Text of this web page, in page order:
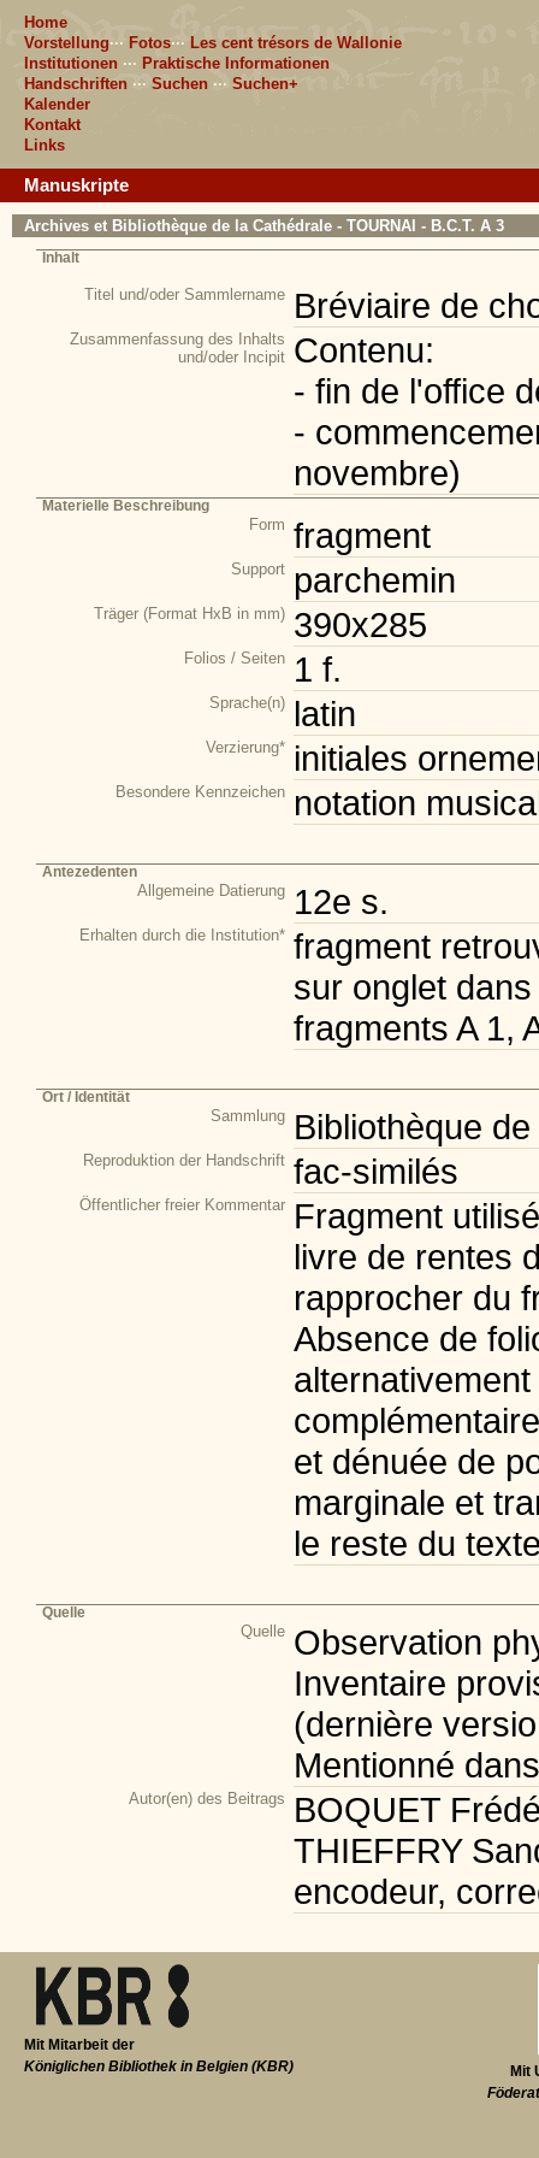
Home
Vorstellung··· Fotos··· Les cent trésors de Wallonie
Institutionen ··· Praktische Informationen
Handschriften ··· Suchen ··· Suchen+
Kalender
Kontakt
Links
Manuskripte
Archives et Bibliothèque de la Cathédrale - TOURNAI - B.C.T. A 3
Inhalt
Titel und/oder Sammlername Bréviaire de
Zusammenfassung des Inhalts
und/oder Incipit Contenu:
- fin de l'office
-
novembre)
Materielle Beschreibung
Form fragment
Support parchemin
Träger (Format HxB in mm) 390x285
Folios / Seiten 1 f.
Sprache(n) latin
Verzierung* initiales
Besondere Kennzeichen notation
Antezedenten
Allgemeine Datierung 12e s.
Erhalten durch die Institution* fragment
sur onglet
fragments A 1,
Ort / Identität
Sammlung Bibliothèque
Reproduktion der Handschrift fac-similés
Öffentlicher freier Kommentar Fragment
livre de rentes
rapprocher du
Absence de
et dénuée de
marginale et
le reste du
Quelle
Quelle Observation
Inventaire
(dernière
Mentionné
Autor(en) des Beitrags
BOQUET
THIEFFRY
encodeur,
Mit
Mit Mitarbeit der
Königlichen Bibliothek in Belgien (KBR)